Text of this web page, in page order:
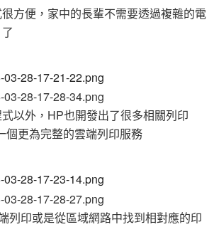
方便，家中的長輩不需要透過複雜的電
以外，HP也開發出了很多相關列印
個更為完整的雲端列印服務
列印或是從區域網路中找到相對應的印